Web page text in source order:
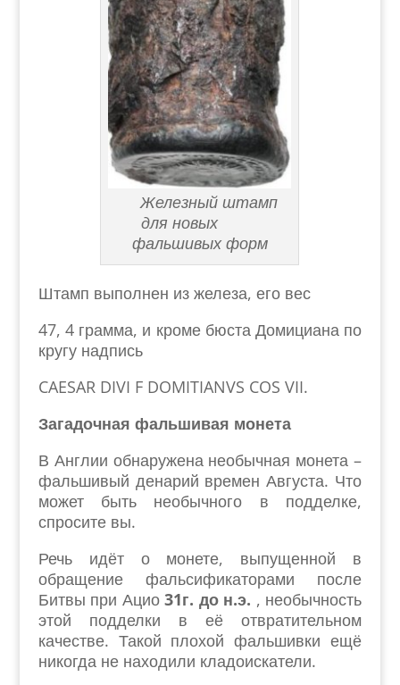
Железный штамп
для новых
фальшивых форм
Штамп выполнен из железа, его вес
47, 4 грамма, и кроме бюста Домициана по
кругу надпись
CAESAR DIVI F DOMITIANVS COS VII.
Загадочная фальшивая монета
В Англии обнаружена необычная монета –
фальшивый денарий времен Августа. Что
может быть необычного в подделке,
спросите вы.
Речь идёт о монете, выпущенной в
обращение фальсификаторами после
Битвы при Ацио31г. до н.э. , необычность
этой подделки в её отвратительном
качестве. Такой плохой фальшивки ещё
никогда не находили кладоискатели.